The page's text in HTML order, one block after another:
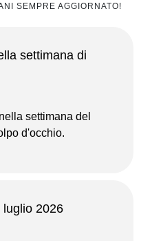
SEMPRE AGGIORNATO!
settimana di
settimana del
d'occhio.
2026